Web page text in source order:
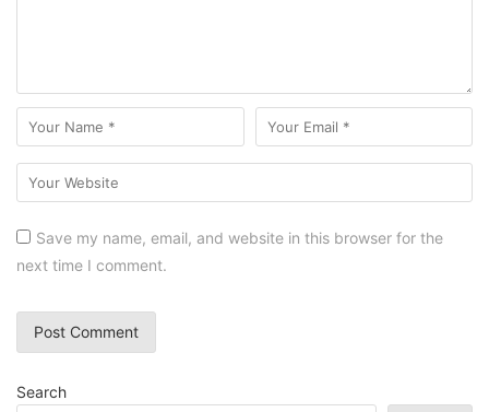
Save my name, email, and website in this browser for the
next time I comment.
Search